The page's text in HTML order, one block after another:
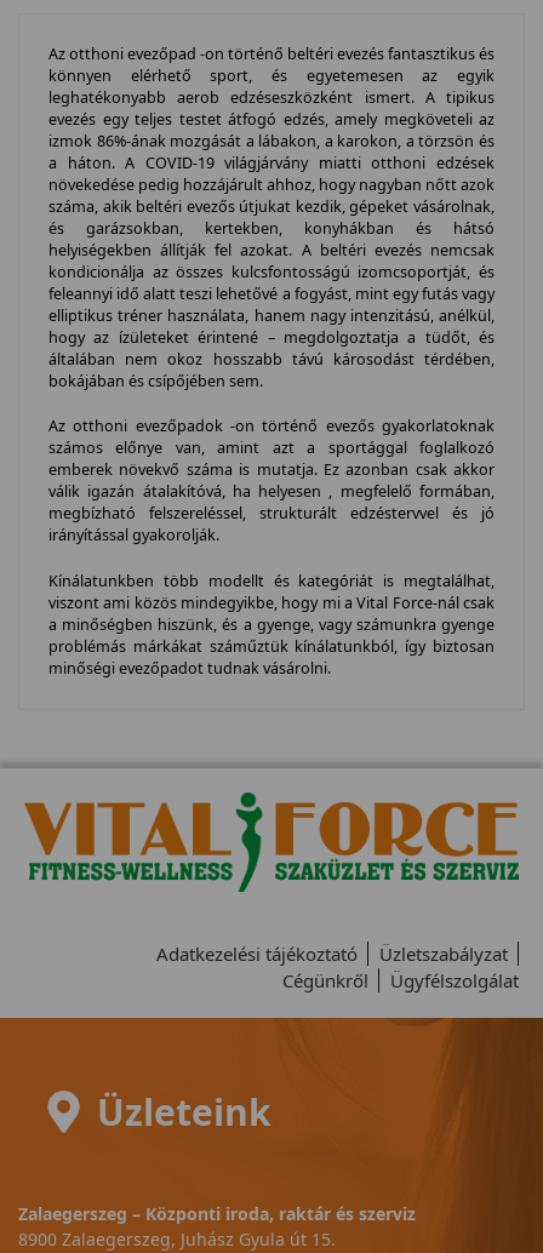
Az otthoni evezőpad -on történő beltéri evezés fantasztikus és
könnyen elérhető sport, és egyetemesen az egyik
leghatékonyabb aerob edzéseszközként ismert. A tipikus
evezés egy teljes testet átfogó edzés, amely megköveteli az
izmok 86%-ának mozgását a lábakon, a karokon, a törzsön és
a háton. A COVID-19 világjárvány miatti otthoni edzések
növekedése pedig hozzájárult ahhoz, hogy nagyban nőtt azok
száma, akik beltéri evezős útjukat kezdik, gépeket vásárolnak,
és garázsokban, kertekben, konyhákban és hátsó
helyiségekben állítják fel azokat. A beltéri evezés nemcsak
kondicionálja az összes kulcsfontosságú izomcsoportját, és
feleannyi idő alatt teszi lehetővé a fogyást, mint egy futás vagy
elliptikus tréner használata, hanem nagy intenzitású, anélkül,
hogy az ízületeket érintené – megdolgoztatja a tüdőt, és
általában nem okoz hosszabb távú károsodást térdében,
bokájában és csípőjében sem.
Az otthoni evezőpadok -on történő evezős gyakorlatoknak
számos előnye van, amint azt a sportággal foglalkozó
emberek növekvő száma is mutatja. Ez azonban csak akkor
válik igazán átalakítóvá, ha helyesen , megfelelő formában,
megbízható felszereléssel, strukturált edzéstervvel és jó
irányítással gyakorolják.
Kínálatunkben több modellt és kategóriát is megtalálhat,
viszont ami közös mindegyikbe, hogy mi a Vital Force-nál csak
a minőségben hiszünk, és a gyenge, vagy számunkra gyenge
problémás márkákat száműztük kínálatunkból, így biztosan
minőségi evezőpadot tudnak vásárolni.
Adatkezelési tájékoztató
Üzletszabályzat
Cégünkről
Ügyfélszolgálat
Üzleteink
Zalaegerszeg – Központi iroda, raktár és szerviz
8900 Zalaegerszeg, Juhász Gyula út 15.